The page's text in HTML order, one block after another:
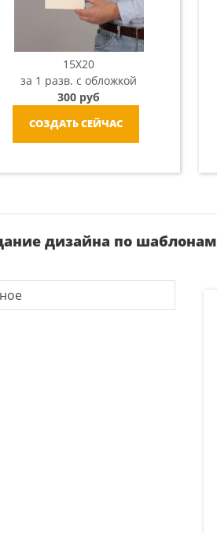
15X20
за 1 разв. с обложкой
300 руб
СОЗДАТЬ СЕЙЧАС
дизайна по шаблонам